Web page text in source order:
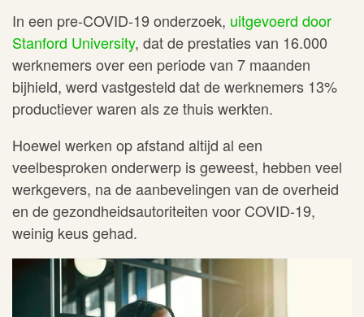
In een pre-COVID-19 onderzoek, uitgevoerd door
Stanford University, dat de prestaties van 16.000
werknemers over een periode van 7 maanden
bijhield, werd vastgesteld dat de werknemers 13%
productiever waren als ze thuis werkten.
Hoewel werken op afstand altijd al een
veelbesproken onderwerp is geweest, hebben veel
werkgevers, na de aanbevelingen van de overheid
en de gezondheidsautoriteiten voor COVID-19,
weinig keus gehad.